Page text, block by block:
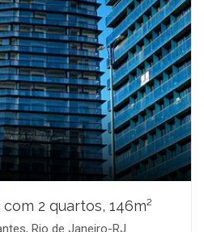
2 quartos, 146m²
Rio de Janeiro-RJ